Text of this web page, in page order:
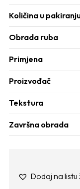
Količina u
Obrada ruba
Primjena
Proizvođač
Tekstura
Završna obrada
Dodaj na listu